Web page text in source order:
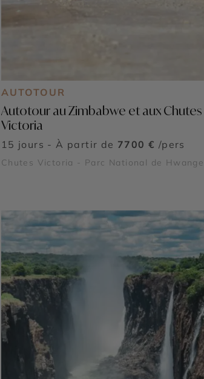
AUTOTOUR
Autotour au Zimbabwe et aux Chutes
Victoria
15 jours - À partir de 7700 € /pers
Chutes Victoria - Parc National de Hwange